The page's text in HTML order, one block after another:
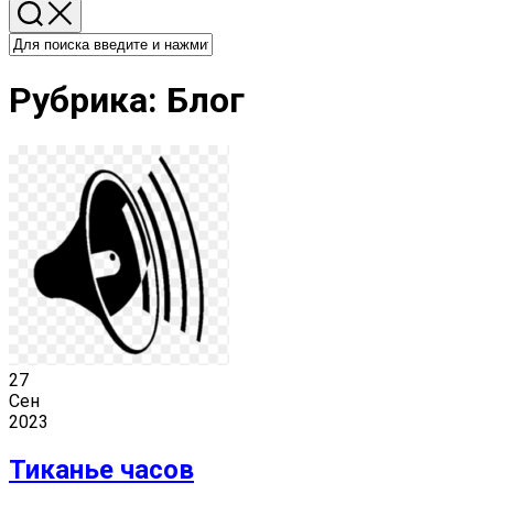
Рубрика: Блог
27
Сен
2023
Тиканье часов